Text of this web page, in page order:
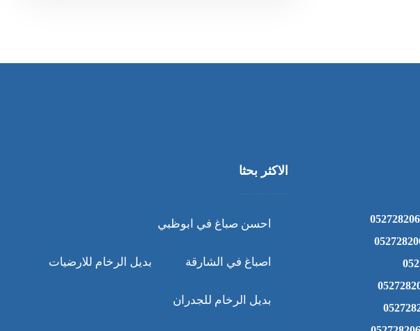
الاكثر بحثا
احسن صباغ في ابوظبي
اصباغ في الشارقة بديل الرخام للارضيات
بديل الرخام للجدران